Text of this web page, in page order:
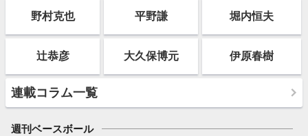
野村克也 平野謙 堀内恒夫
辻恭彦 大久保博元 伊原春樹
連載コラム一覧
週刊ベースボール